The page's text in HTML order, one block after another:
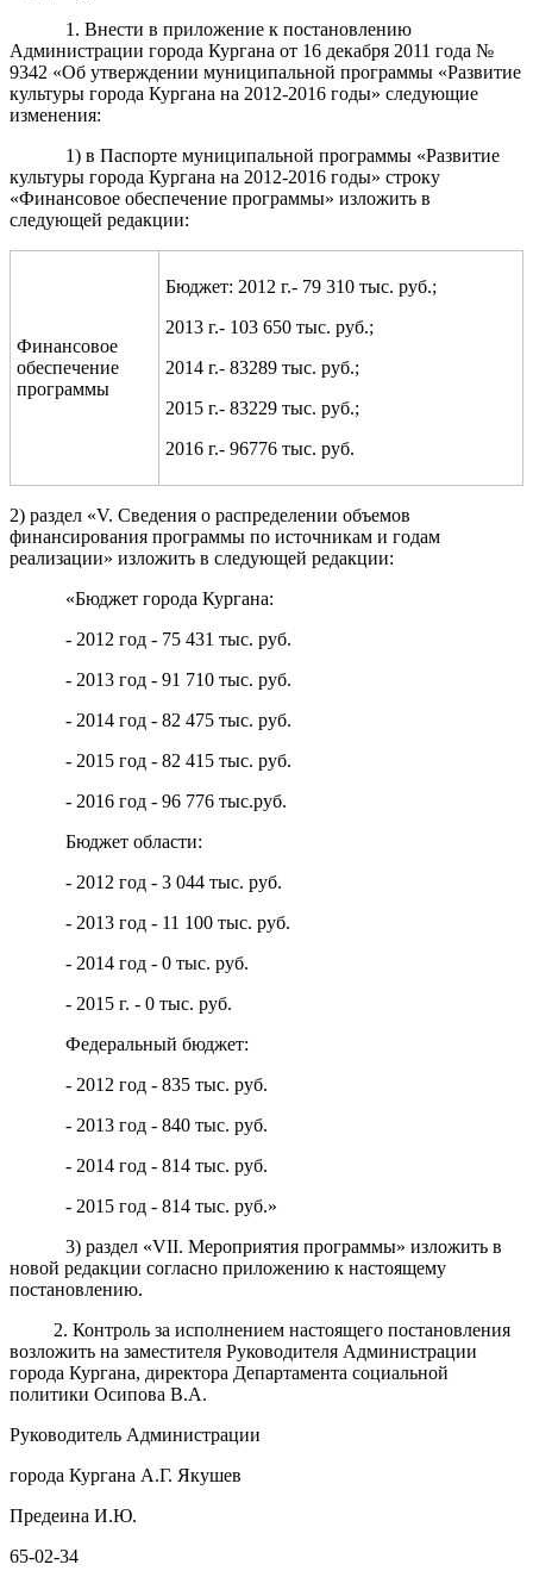
1. Внести в приложение к постановлению
Администрации города Кургана от 16 декабря 2011 года №
9342 «Об утверждении муниципальной программы «Развитие
культуры города Кургана на 2012-2016 годы» следующие
изменения:
1) в Паспорте муниципальной программы «Развитие
культуры города Кургана на 2012-2016 годы» строку
«Финансовое обеспечение программы» изложить в
следующей редакции:
Финансовое
обеспечение
программы
Бюджет: 2012 г.- 79 310 тыс. руб.;
2013 г.- 103 650 тыс. руб.;
2014 г.- 83289 тыс. руб.;
2015 г.- 83229 тыс. руб.;
2016 г.- 96776 тыс. руб.
2) раздел «V. Сведения о распределении объемов
финансирования программы по источникам и годам
реализации» изложить в следующей редакции:
«Бюджет города Кургана:
- 2012 год - 75 431 тыс. руб.
- 2013 год - 91 710 тыс. руб.
- 2014 год - 82 475 тыс. руб.
- 2015 год - 82 415 тыс. руб.
- 2016 год - 96 776 тыс.руб.
Бюджет области:
- 2012 год - 3 044 тыс. руб.
- 2013 год - 11 100 тыс. руб.
- 2014 год - 0 тыс. руб.
- 2015 г. - 0 тыс. руб.
Федеральный бюджет:
- 2012 год - 835 тыс. руб.
- 2013 год - 840 тыс. руб.
- 2014 год - 814 тыс. руб.
- 2015 год - 814 тыс. руб.»
3) раздел «VII. Мероприятия программы» изложить в
новой редакции согласно приложению к настоящему
постановлению.
2. Контроль за исполнением настоящего постановления
возложить на заместителя Руководителя Администрации
города Кургана, директора Департамента социальной
политики Осипова В.А.
Руководитель Администрации
города Кургана А.Г. Якушев
Предеина И.Ю.
65-02-34